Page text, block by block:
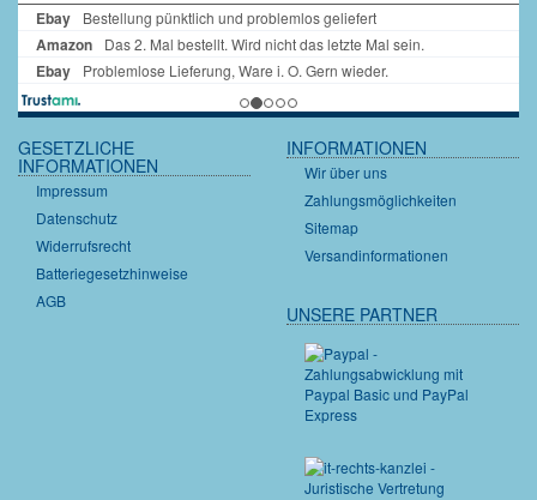
GESETZLICHE
INFORMATIONEN
Impressum
Datenschutz
Widerrufsrecht
Batteriegesetzhinweise
AGB
INFORMATIONEN
Wir über uns
Zahlungsmöglichkeiten
Sitemap
Versandinformationen
UNSERE PARTNER